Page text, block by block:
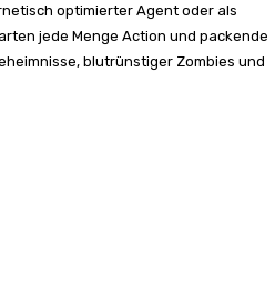
optimierter Agent oder als
jede Menge Action und packende
blutrünstiger Zombies und